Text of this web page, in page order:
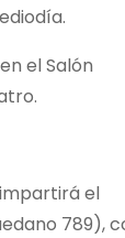
el Salón
el
789),